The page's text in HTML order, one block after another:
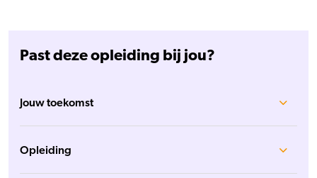
Past deze opleiding bij jou?
Jouw toekomst
Opleiding